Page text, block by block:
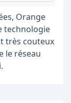
Orange
technologie
très couteux
le réseau